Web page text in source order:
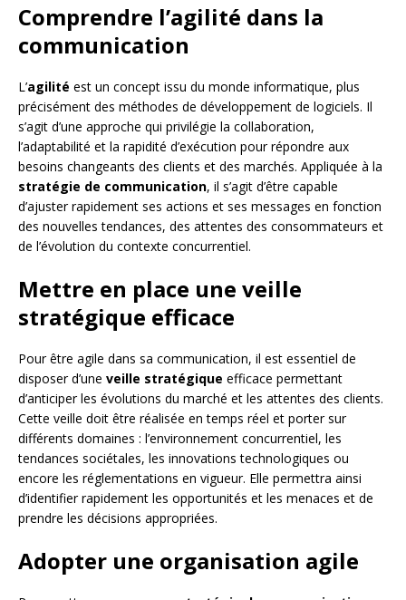
Comprendre l’agilité dans la
communication
L’agilité est un concept issu du monde informatique, plus
précisément des méthodes de développement de logiciels. Il
s’agit d’une approche qui privilégie la collaboration,
l’adaptabilité et la rapidité d’exécution pour répondre aux
besoins changeants des clients et des marchés. Appliquée à la
stratégie de communication, il s’agit d’être capable
d’ajuster rapidement ses actions et ses messages en fonction
des nouvelles tendances, des attentes des consommateurs et
de l’évolution du contexte concurrentiel.
Mettre en place une veille
stratégique efficace
Pour être agile dans sa communication, il est essentiel de
disposer d’une veille stratégique efficace permettant
d’anticiper les évolutions du marché et les attentes des clients.
Cette veille doit être réalisée en temps réel et porter sur
différents domaines : l’environnement concurrentiel, les
tendances sociétales, les innovations technologiques ou
encore les réglementations en vigueur. Elle permettra ainsi
d’identifier rapidement les opportunités et les menaces et de
prendre les décisions appropriées.
Adopter une organisation agile